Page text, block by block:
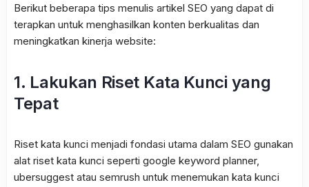
Berikut beberapa tips menulis artikel SEO yang dapat di
terapkan untuk menghasilkan konten berkualitas dan
meningkatkan kinerja website:
1. Lakukan Riset Kata Kunci yang
Tepat
Riset kata kunci menjadi fondasi utama dalam SEO gunakan
alat riset kata kunci seperti google keyword planner,
ubersuggest atau semrush untuk menemukan kata kunci